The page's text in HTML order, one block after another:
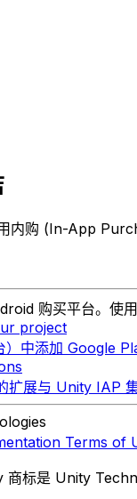
购 (In-App
购买平台。使
project
中添加 Google
展与 Unity IAP
Terms of
标是 Unity